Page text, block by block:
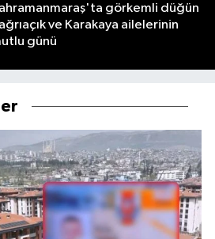
görkemli düğün
ve Karakaya ailelerinin
günü